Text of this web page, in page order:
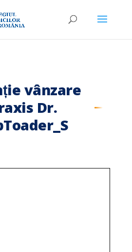
vânzare
Dr.